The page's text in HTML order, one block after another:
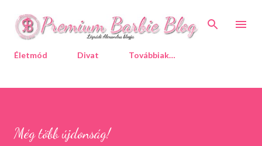
Életmód Divat Továbbiak…
Még több újdonság!